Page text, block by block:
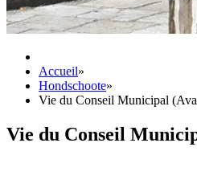
Accueil»
Hondschoote»
Vie du Conseil Municipal
Vie du Conseil